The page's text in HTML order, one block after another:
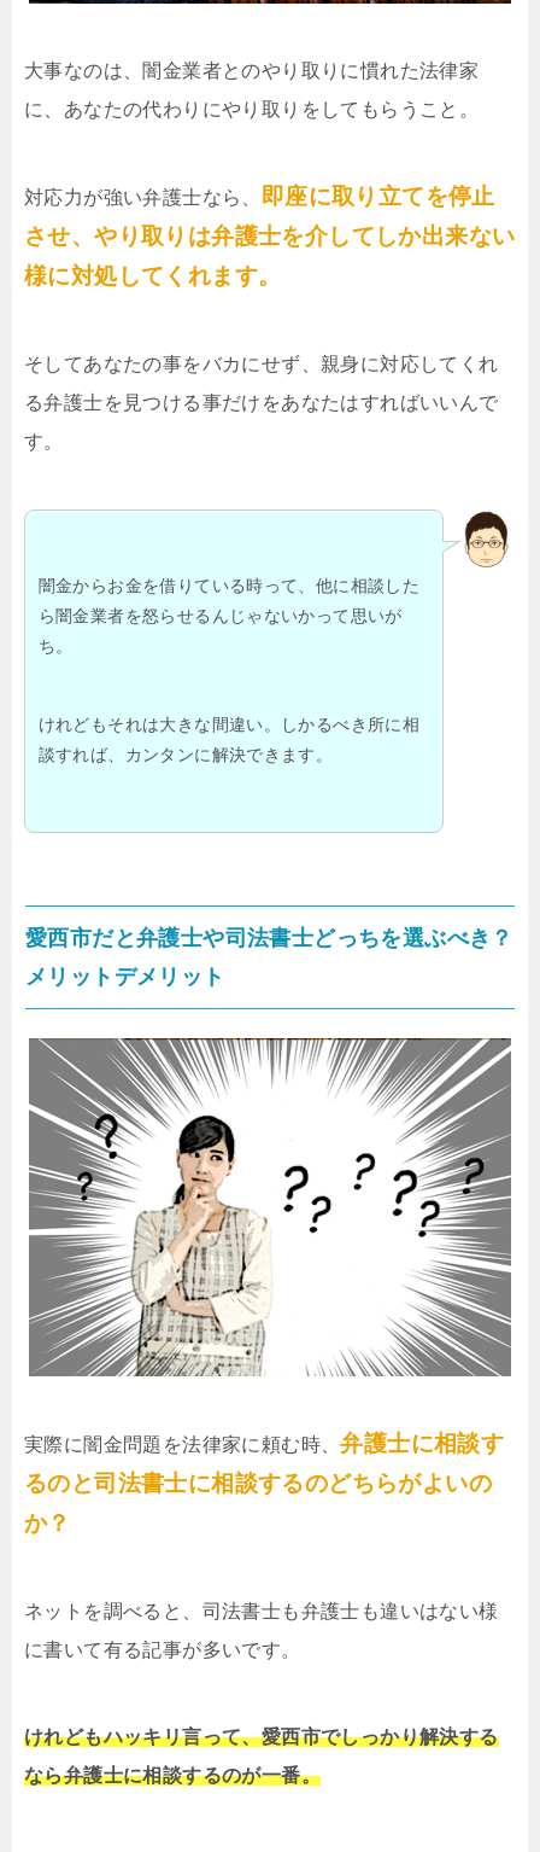
大事なのは、闇金業者とのやり取りに慣れた法律家
に、あなたの代わりにやり取りをしてもらうこと。
対応力が強い弁護士なら、 即座に取り立てを停止
させ、やり取りは弁護士を介してしか出来ない
様に対処してくれます。
そしてあなたの事をバカにせず、親身に対応してくれ
る弁護士を見つける事だけをあなたはすればいいんで
す。
闇金からお金を借りている時って、他に相談した
ら闇金業者を怒らせるんじゃないかって思いが
ち。
けれどもそれは大きな間違い。しかるべき所に相
談すれば、カンタンに解決できます。
愛西市だと弁護士や司法書士どっちを選ぶべき？
メリットデメリット
実際に闇金問題を法律家に頼む時、弁護士に相談す
るのと司法書士に相談するのどちらがよいの
か？
ネットを調べると、司法書士も弁護士も違いはない様
に書いて有る記事が多いです。
けれどもハッキリ言って、愛西市でしっかり解決する
なら弁護士に相談するのが一番。